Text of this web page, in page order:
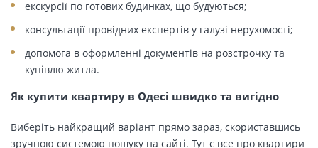
екскурсії по готових будинках, що будуються;
консультації провідних експертів у галузі нерухомості;
допомога в оформленні документів на розстрочку та
купівлю житла.
Як купити квартиру в Одесі швидко та вигідно
Виберіть найкращий варіант прямо зараз, скориставшись
зручною системою пошуку на сайті. Тут є все про квартири